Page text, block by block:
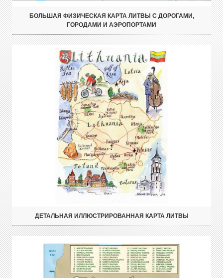
БОЛЬШАЯ ФИЗИЧЕСКАЯ КАРТА ЛИТВЫ С ДОРОГАМИ,
ГОРОДАМИ И АЭРОПОРТАМИ
ДЕТАЛЬНАЯ ИЛЛЮСТРИРОВАННАЯ КАРТА ЛИТВЫ